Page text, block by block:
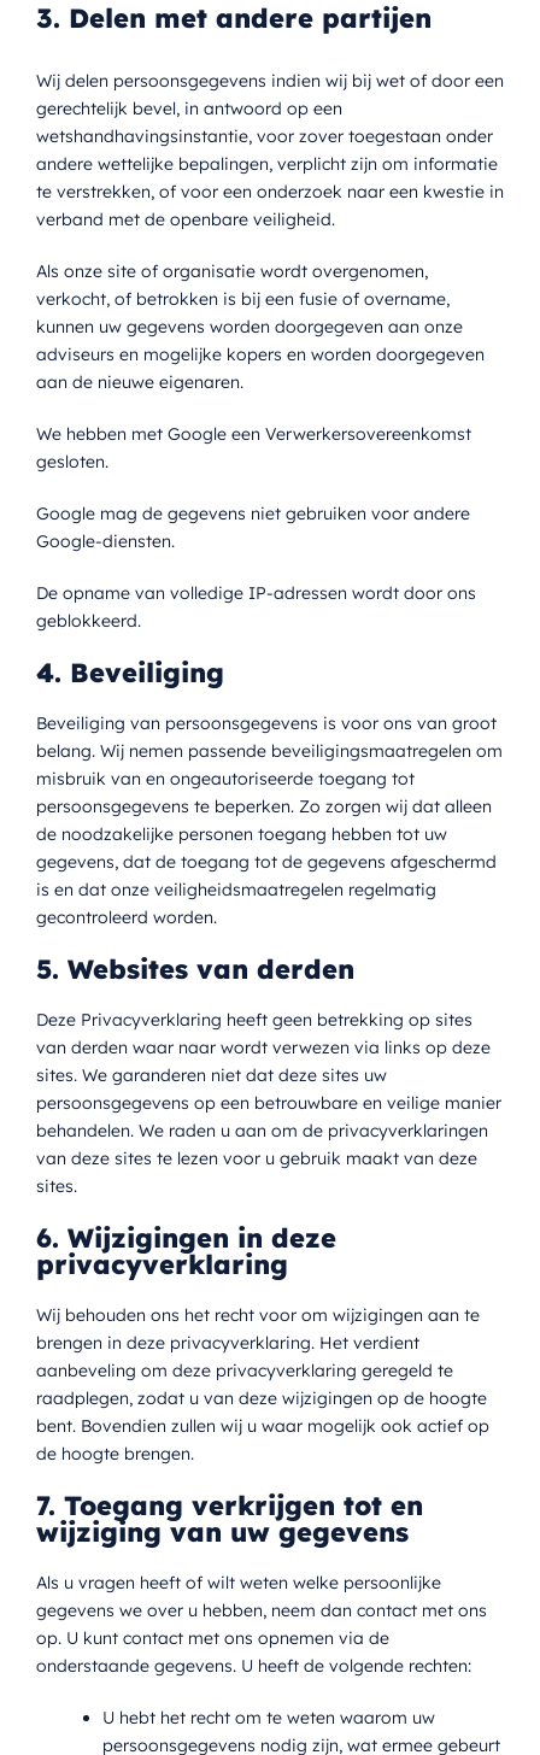
3. Delen met andere partijen
Wij delen persoonsgegevens indien wij bij wet of door een
gerechtelijk bevel, in antwoord op een
wetshandhavingsinstantie, voor zover toegestaan onder
andere wettelijke bepalingen, verplicht zijn om informatie
te verstrekken, of voor een onderzoek naar een kwestie in
verband met de openbare veiligheid.
Als onze site of organisatie wordt overgenomen,
verkocht, of betrokken is bij een fusie of overname,
kunnen uw gegevens worden doorgegeven aan onze
adviseurs en mogelijke kopers en worden doorgegeven
aan de nieuwe eigenaren.
We hebben met Google een Verwerkersovereenkomst
gesloten.
Google mag de gegevens niet gebruiken voor andere
Google-diensten.
De opname van volledige IP-adressen wordt door ons
geblokkeerd.
4. Beveiliging
Beveiliging van persoonsgegevens is voor ons van groot
belang. Wij nemen passende beveiligingsmaatregelen om
misbruik van en ongeautoriseerde toegang tot
persoonsgegevens te beperken. Zo zorgen wij dat alleen
de noodzakelijke personen toegang hebben tot uw
gegevens, dat de toegang tot de gegevens afgeschermd
is en dat onze veiligheidsmaatregelen regelmatig
gecontroleerd worden.
5. Websites van derden
Deze Privacyverklaring heeft geen betrekking op sites
van derden waar naar wordt verwezen via links op deze
sites. We garanderen niet dat deze sites uw
persoonsgegevens op een betrouwbare en veilige manier
behandelen. We raden u aan om de privacyverklaringen
van deze sites te lezen voor u gebruik maakt van deze
sites.
6. Wijzigingen in deze
privacyverklaring
Wij behouden ons het recht voor om wijzigingen aan te
brengen in deze privacyverklaring. Het verdient
aanbeveling om deze privacyverklaring geregeld te
raadplegen, zodat u van deze wijzigingen op de hoogte
bent. Bovendien zullen wij u waar mogelijk ook actief op
de hoogte brengen.
7. Toegang verkrijgen tot en
wijziging van uw gegevens
Als u vragen heeft of wilt weten welke persoonlijke
gegevens we over u hebben, neem dan contact met ons
op. U kunt contact met ons opnemen via de
onderstaande gegevens. U heeft de volgende rechten:
U hebt het recht om te weten waarom uw
persoonsgegevens nodig zijn, wat ermee gebeurt